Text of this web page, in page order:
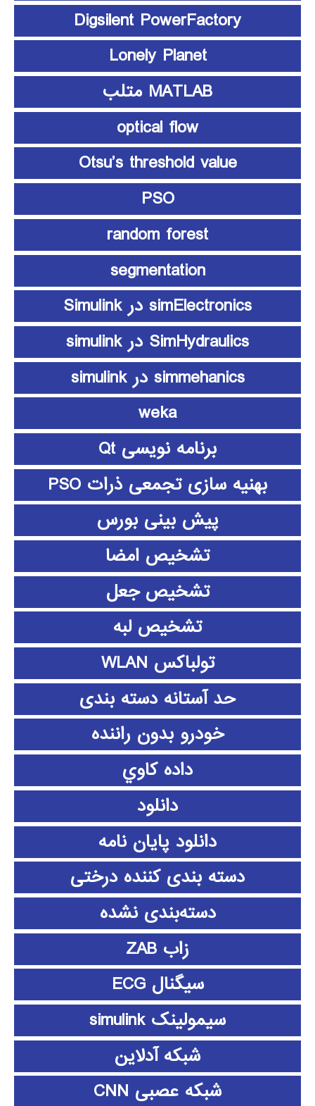
Digsilent PowerFactory
Lonely Planet
MATLAB متلب
optical flow
Otsu’s threshold value
PSO
random forest
segmentation
simElectronics در Simulink
SimHydraulics در simulink
simmehanics در simulink
weka
برنامه نویسی Qt
بهنیه سازی تجمعی ذرات PSO
پیش بینی بورس
تشخیص امضا
تشخیص جعل
تشخیص لبه
تولباکس WLAN
حد آستانه دسته بندی
خودرو بدون راننده
داده كاوي
دانلود
دانلود پايان نامه
دسته بندی کننده درختی
دسته‌بندی نشده
زاب ZAB
سیگنال ECG
سیمولینک simulink
شبکه آدلاین
شبکه عصبی CNN